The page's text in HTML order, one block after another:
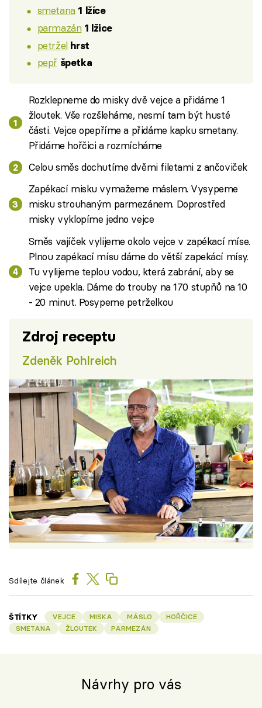
smetana 1 lžíce
parmazán 1 lžice
petržel hrst
pepř špetka
Rozklepneme do misky dvě vejce a přidáme 1
žloutek. Vše rozšleháme, nesmí tam být husté
části. Vejce opepříme a přidáme kapku smetany.
Přidáme hořčici a rozmícháme
Celou směs dochutíme dvěmi filetami z ančoviček
Zapékací misku vymažeme máslem. Vysypeme
misku strouhaným parmezánem. Doprostřed
misky vyklopíme jedno vejce
Směs vajíček vylijeme okolo vejce v zapékací míse.
Plnou zapékací mísu dáme do větší zapekácí mísy.
Tu vylijeme teplou vodou, která zabrání, aby se
vejce upekla. Dáme do trouby na 170 stupňů na 10
- 20 minut. Posypeme petrželkou
Zdroj receptu
Zdeněk Pohlreich
Sdílejte článek
ŠTÍTKY VEJCE MISKA MÁSLO
HOŘČICE
SMETANA
ŽLOUTEK PARMEZÁN
Návrhy pro vás